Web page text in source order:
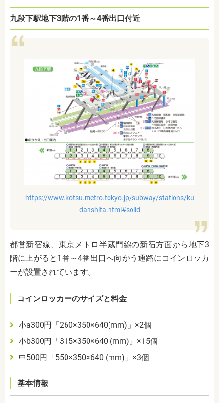
九段下駅地下3階の1番～4番出口付近
https://www.kotsu.metro.tokyo.jp/subway/stations/ku
danshita.html#solid
都営新宿線、東京メトロ半蔵門線の新宿方面から地下3
階に上がると1番～4番出口へ向かう通路にコインロッカ
ーが設置されています。
コインロッカーのサイズと料金
小a300円「260×350×640(mm)」×2個
小b300円「315×350×640 (mm)」×15個
中500円「550×350×640 (mm)」×3個
基本情報